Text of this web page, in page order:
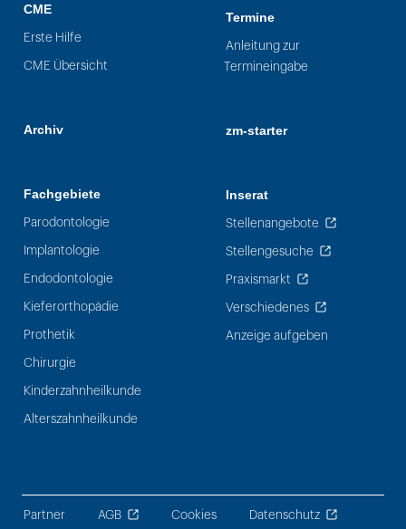
CME
Erste Hilfe
CME Übersicht
Archiv
Fachgebiete
Parodontologie
Implantologie
Endodontologie
Kieferorthopädie
Prothetik
Chirurgie
Kinderzahnheilkunde
Alterszahnheilkunde
Termine
Anleitung zur
Termineingabe
zm-starter
Inserat
Stellenangebote
Stellengesuche
Praxismarkt
Verschiedenes
Anzeige aufgeben
Partner AGB Cookies Datenschutz